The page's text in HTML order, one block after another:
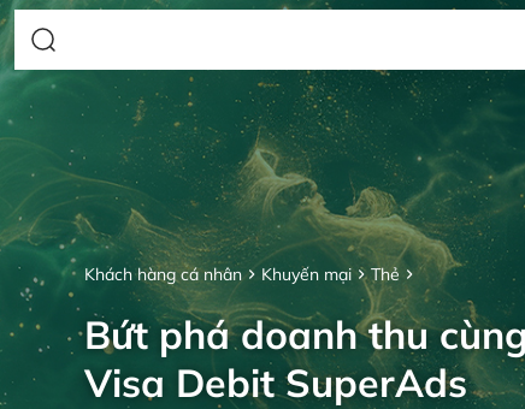
Khách hàng cá nhân Khuyến mại Thẻ
Bứt phá doanh thu
Visa Debit SuperAds